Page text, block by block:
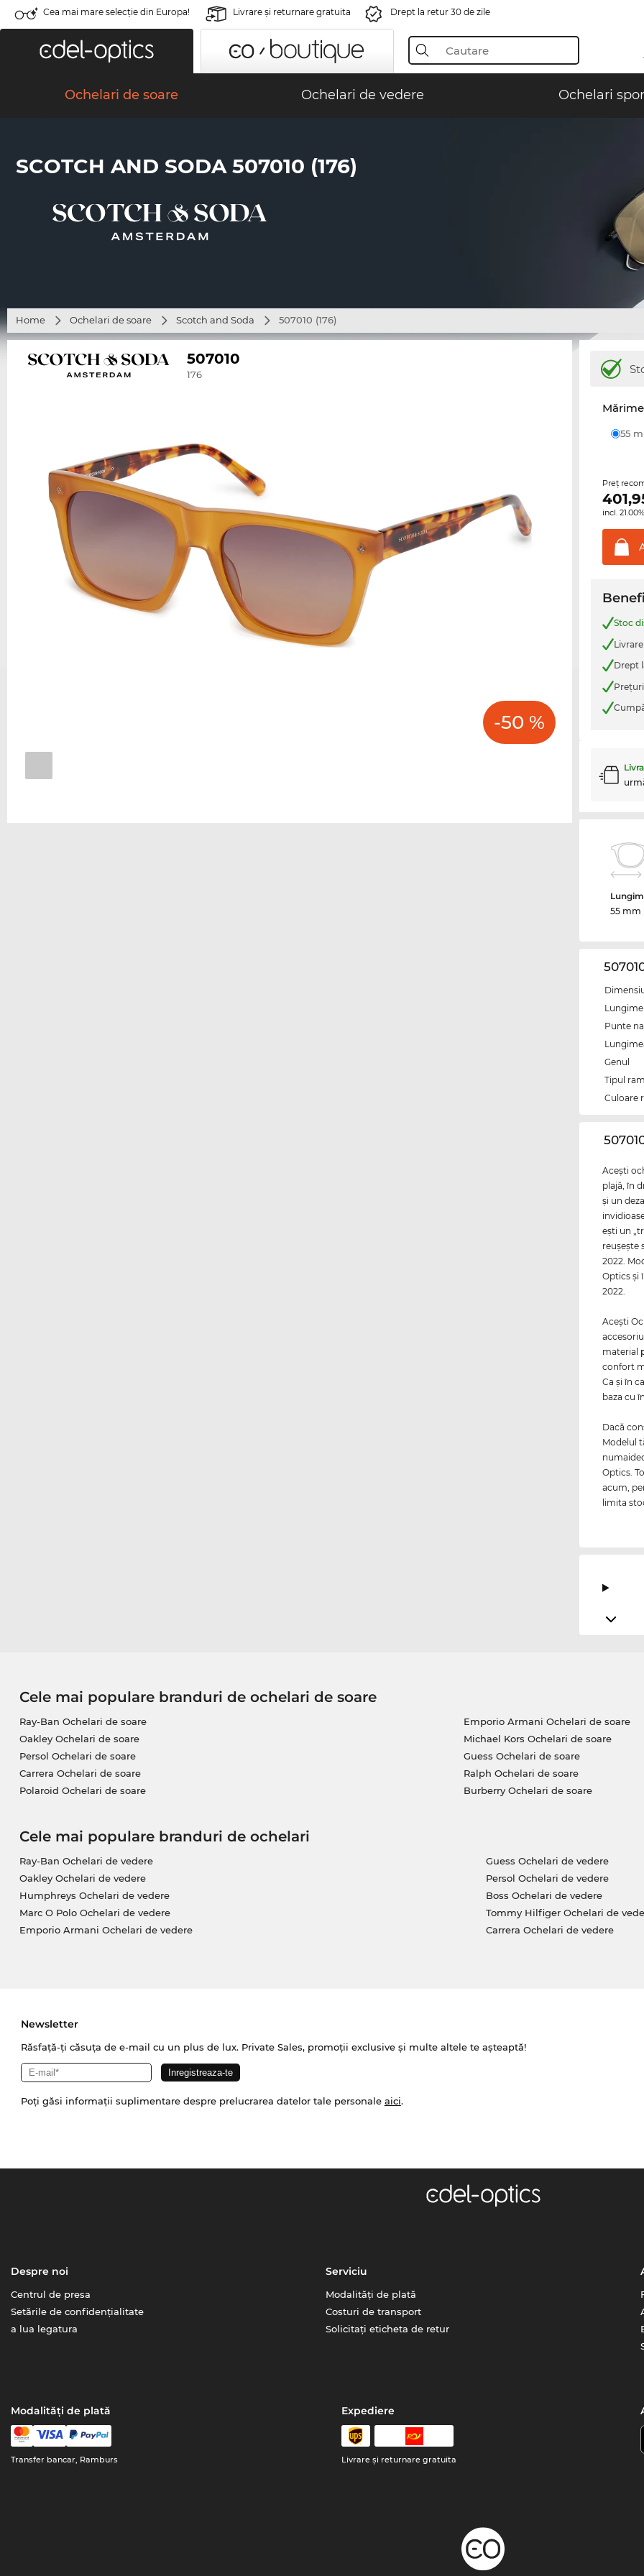
Cea mai mare selecție din Europa! Livrare şi returnare gratuita Drept la retur 30 de zile
Ochelari de soare Ochelari de vedere Ochelari
SCOTCH AND SODA 507010 (176)
Home Ochelari de soare Scotch and Soda 507010 (176)
507010
176
-50 %
55
Preţ
incl.
Stoc
Drept
55 mm
Punte
Genul
Tipul
Culoare
Aceşti
plajă, în
şi un
eşti un
reuşeşte
2022.
Optics şi
2022.
Aceşti
material
confort
Ca și în
baza cu
Dacă
Modelul
Optics.
acum,
limita
Cele mai populare branduri de ochelari de soare
Ray-Ban Ochelari de soare
Oakley Ochelari de soare
Persol Ochelari de soare
Carrera Ochelari de soare
Polaroid Ochelari de soare
Emporio Armani Ochelari de soare
Michael Kors Ochelari de soare
Guess Ochelari de soare
Ralph Ochelari de soare
Burberry Ochelari de soare
Cele mai populare branduri de ochelari
Ray-Ban Ochelari de vedere
Oakley Ochelari de vedere
Humphreys Ochelari de vedere
Marc O Polo Ochelari de vedere
Emporio Armani Ochelari de vedere
Guess Ochelari de vedere
Persol Ochelari de vedere
Boss Ochelari de vedere
Tommy Hilfiger Ochelari de
Carrera Ochelari de vedere
Newsletter
Răsfață-ți căsuța de e-mail cu un plus de lux. Private Sales, promoții exclusive și multe altele te așteaptă!
Poți găsi informații suplimentare despre prelucrarea datelor tale personale aici.
Despre noi
Centrul de presa
Setările de confidențialitate
a lua legatura
Serviciu
Modalități de plată
Costuri de transport
Solicitați eticheta de retur
Modalități de plată
Transfer bancar, Ramburs
Expediere
Livrare şi returnare gratuita